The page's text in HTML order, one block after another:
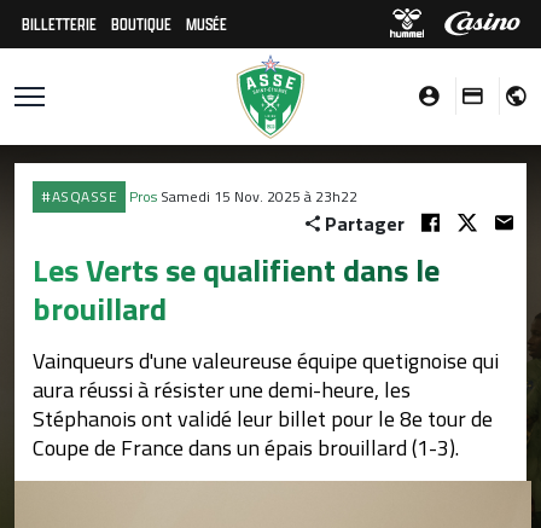
BILLETTERIE BOUTIQUE MUSÉE
#ASQASSE Pros Samedi 15 Nov. 2025 à 23h22
Partager
Les Verts se qualifient dans le
brouillard
Vainqueurs d'une valeureuse équipe quetignoise qui
aura réussi à résister une demi-heure, les
Stéphanois ont validé leur billet pour le 8e tour de
Coupe de France dans un épais brouillard (1-3).